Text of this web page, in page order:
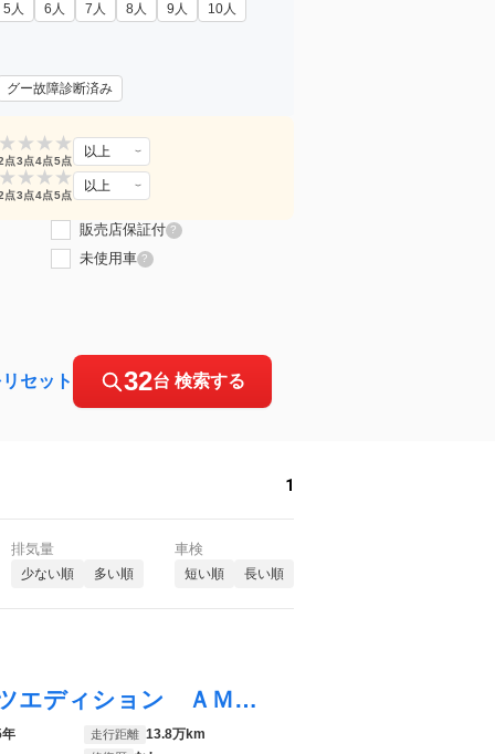
5人 6人 7人 8人 9人
10人
グー故障診断済み
★
点
★
3点
★
4点
★
5点
以上
★
点
★
3点
★
4点
★
5点
以上
販売店保証付 ?
未使用車 ?
セット 32台 検索する
1
排気量
少ない順 多い順
車検
短い順 長い順
Ｅクラス Ｅ３５０ アバンギャルドスポーツエディション ＡＭＧパッケージ仕様／エンジンオーバーホール／ナビ／テレビ／Ｂｌｕｅｔｏｏｔｈ／バックカメラ／ＥＴＣ／シートヒーター
走行距離 13.8万km